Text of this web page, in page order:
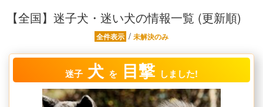
【全国】迷子犬・迷い犬の情報一覧 (更新順)
全件表示 / 未解決のみ
迷子 犬 を 目撃 しました!